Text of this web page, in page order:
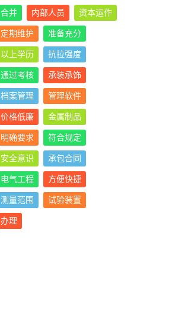
合并 内部人员 资本运作
定期维护 准备充分
以上学历 抗拉强度
通过考核 承装承饰
档案管理 管理软件
价格低廉 金属制品
明确要求 符合规定
安全意识 承包合同
电气工程 方便快捷
测量范围 试验装置
办理